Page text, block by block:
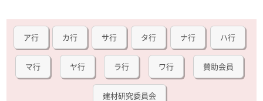
ア行 カ行 サ行 タ行 ナ行 ハ行
マ行 ヤ行 ラ行 ワ行 賛助会員
建材研究委員会